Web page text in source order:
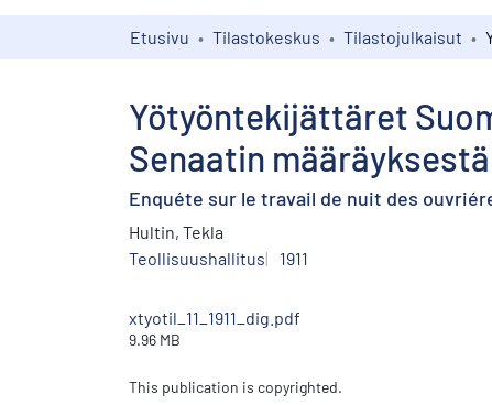
Etusivu Tilastokeskus Tilastojulkaisut
Yötyöntekijättäret
Senaatin
Enquéte sur le travail de nuit des
Hultin, Tekla
Teollisuushallitus
1911
xtyotil_11_1911_dig.pdf
9.96 MB
This publication is copyrighted.